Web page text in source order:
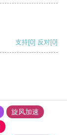
支持[0] 反对[0]
旋风加速